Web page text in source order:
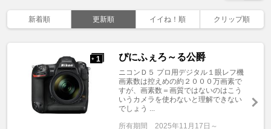
新着順 更新順 イイね！順 クリップ順
+ 1 ぴにふぇろ～る公爵
ニコンＤ５ プロ用デジタル１眼レフ機
画素数は控えめの約２０００万画素で
すが、画素数＝画質ではないのはこう
いうカメラを使わないと理解できない
でしょう ...
所有期間 2025年11月17日～